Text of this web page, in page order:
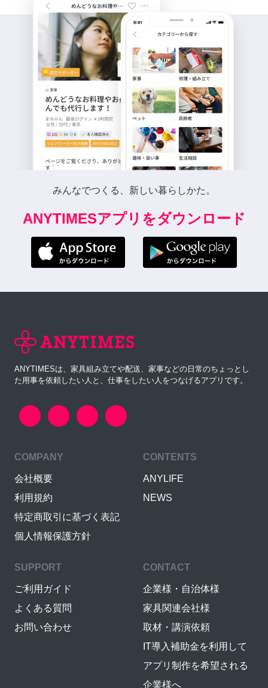
みんなでつくる、新しい暮らしかた。
ANYTIMESアプリをダウンロード
ANYTIMESは、家具組み立てや配送、家事などの日常のちょっとし
た用事を依頼したい人と、仕事をしたい人をつなげるアプリです。
COMPANY
会社概要
利用規約
特定商取引に基づく表記
個人情報保護方針
CONTENTS
ANYLIFE
NEWS
SUPPORT
ご利用ガイド
よくある質問
お問い合わせ
CONTACT
企業様・自治体様
家具関連会社様
取材・講演依頼
IT導入補助金を利用して
アプリ制作を希望される
企業様へ